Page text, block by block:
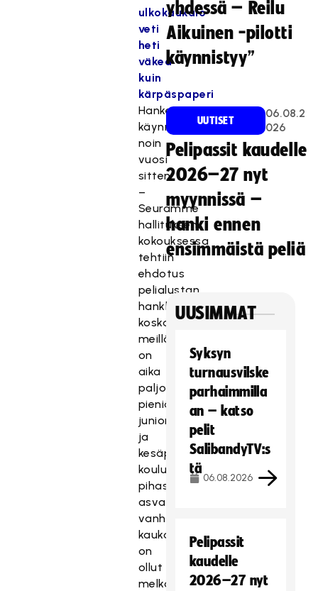
ulkokaukalo
veti
heti
väkeä
kuin
kärpäspaperi
Hanke
käynnistettiin
noin
vuosi
sitten.
–
Seuramme
hallituksen
kokouksessa
tehtiin
ehdotus
pelialustan
hankkimisesta,
koska
meillä
on
aika
paljon
pieniä
junioreja
ja
kesäpelaaminen
koulun
pihassa
asvalttikentällä
vanhassa
kaukalossa
on
ollut
melko
yhdessä – Reilu
Aikuinen -pilotti
käynnistyy”
UUTISET
06.08.2
026
Pelipassit kaudelle
2026–27 nyt
myynnissä –
hanki ennen
ensimmäistä peliä
UUSIMMAT
Syksyn
turnausvilske
parhaimmilla
an – katso
pelit
SalibandyTV:s
tä
06.08.2026
Pelipassit
kaudelle
2026–27 nyt